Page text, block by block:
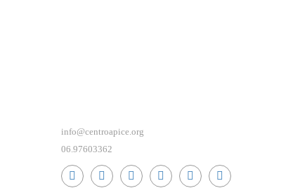
info@centroapice.org
06.97603362